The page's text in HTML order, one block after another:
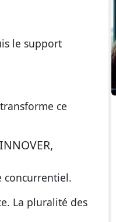
le support
ce
concurrentiel.
La pluralité des